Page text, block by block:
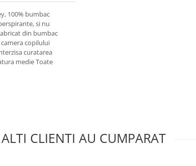
100% bumbac
si nu
din bumbac
copilului
curatarea
medie Toate
ALTI CLIENTI AU CUMPARAT